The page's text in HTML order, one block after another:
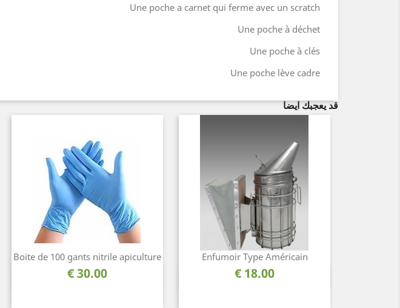
Une poche a carnet qui ferme avec un scratch
Une poche à déchet
Une poche à clés
Une poche lève cadre
قد يعجبك ايضا
Enfumoir Type Américain
السعر
18.00 €نظرة سريعة
Boite de 100 gants nitrile apiculture
السعر
30.00 €نظرة سريعة